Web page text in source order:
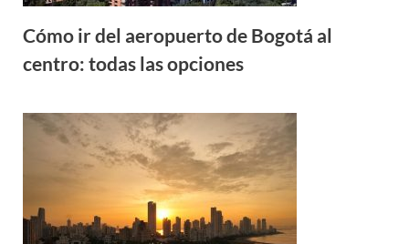
Cómo ir del aeropuerto de Bogotá al
centro: todas las opciones